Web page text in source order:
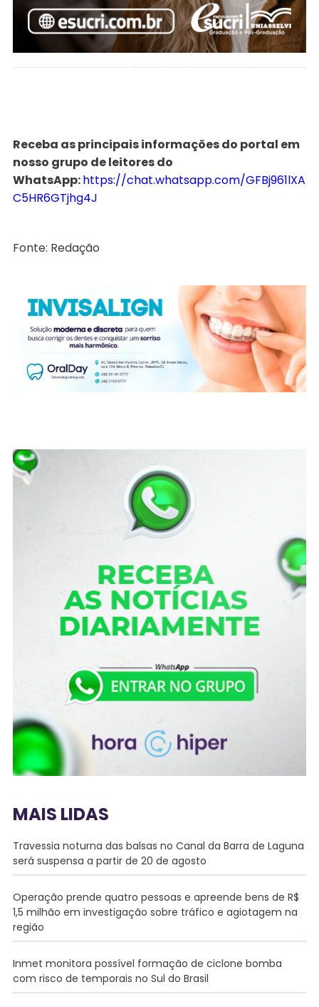
Receba as principais informações do portal em
nosso grupo de leitores do
WhatsApp:https://chat.whatsapp.com/GFBj961lXA
C5HR6GTjhg4J
Fonte: Redação
MAIS LIDAS
Travessia noturna das balsas no Canal da Barra de Laguna
será suspensa a partir de 20 de agosto
Operação prende quatro pessoas e apreende bens de R$
1,5 milhão em investigação sobre tráfico e agiotagem na
região
Inmet monitora possível formação de ciclone bomba
com risco de temporais no Sul do Brasil